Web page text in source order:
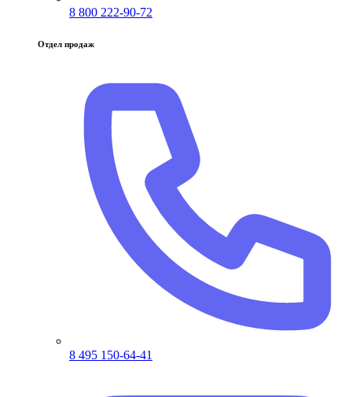
8 800 222-90-72
Отдел продаж
8 495 150-64-41